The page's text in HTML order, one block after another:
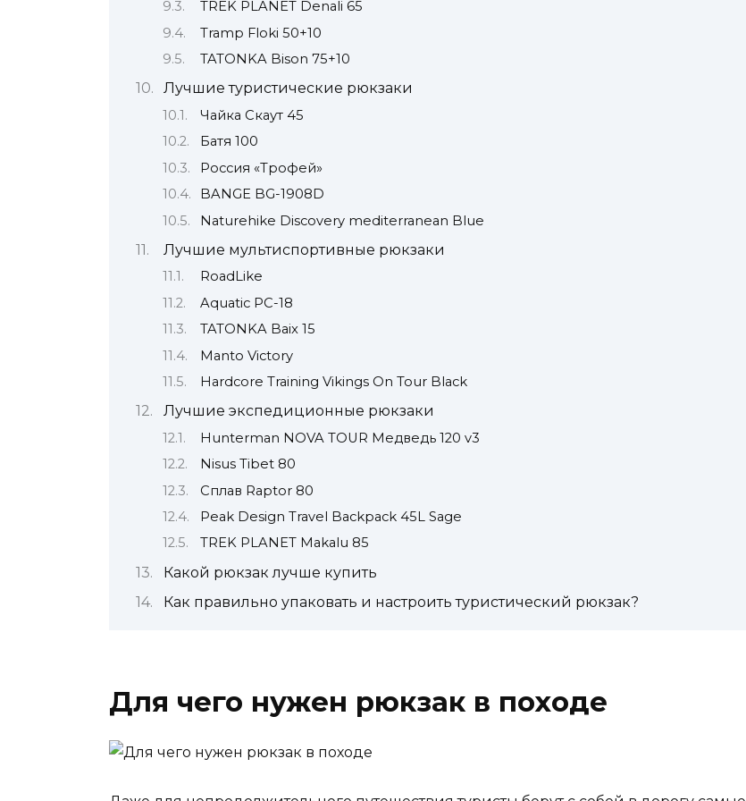
TREK PLANET Denali 65
Tramp Floki 50+10
TATONKA Bison 75+10
Лучшие туристические рюкзаки
Чайка Скаут 45
Батя 100
Россия «Трофей»
BANGE BG-1908D
Naturehike Discovery mediterranean Blue
Лучшие мультиспортивные рюкзаки
RoadLike
Aquatic РС-18
TATONKA Baix 15
Manto Victory
Hardcore Training Vikings On Tour Black
Лучшие экспедиционные рюкзаки
Hunterman NOVA TOUR Медведь 120 v3
Nisus Tibet 80
Сплав Raptor 80
Peak Design Travel Backpack 45L Sage
TREK PLANET Makalu 85
Какой рюкзак лучше купить
Как правильно упаковать и настроить туристический рюкзак?
Для чего нужен рюкзак в походе